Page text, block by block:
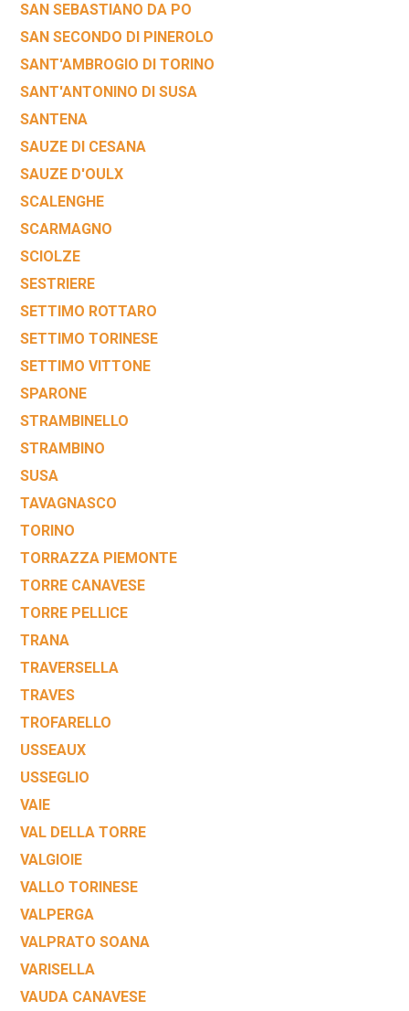
SAN SEBASTIANO DA PO
SAN SECONDO DI PINEROLO
SANT'AMBROGIO DI TORINO
SANT'ANTONINO DI SUSA
SANTENA
SAUZE DI CESANA
SAUZE D'OULX
SCALENGHE
SCARMAGNO
SCIOLZE
SESTRIERE
SETTIMO ROTTARO
SETTIMO TORINESE
SETTIMO VITTONE
SPARONE
STRAMBINELLO
STRAMBINO
SUSA
TAVAGNASCO
TORINO
TORRAZZA PIEMONTE
TORRE CANAVESE
TORRE PELLICE
TRANA
TRAVERSELLA
TRAVES
TROFARELLO
USSEAUX
USSEGLIO
VAIE
VAL DELLA TORRE
VALGIOIE
VALLO TORINESE
VALPERGA
VALPRATO SOANA
VARISELLA
VAUDA CANAVESE